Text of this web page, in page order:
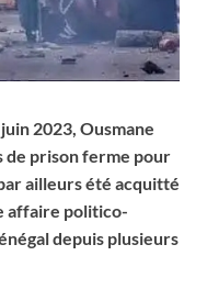
2023, Ousmane
de prison ferme pour
ailleurs été acquitté
affaire politico-
depuis plusieurs